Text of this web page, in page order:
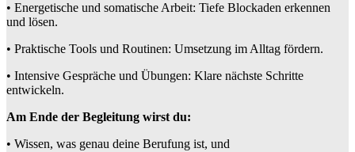
• Energetische und somatische Arbeit: Tiefe Blockaden erkennen
und lösen.
• Praktische Tools und Routinen: Umsetzung im Alltag fördern.
• Intensive Gespräche und Übungen: Klare nächste Schritte
entwickeln.
Am Ende der Begleitung wirst du:
• Wissen, was genau deine Berufung ist, und